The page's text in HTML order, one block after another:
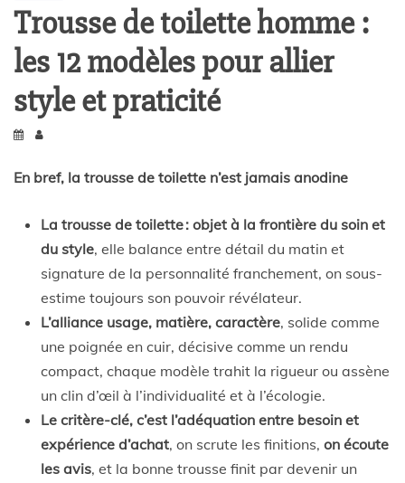
Trousse de toilette homme :
les 12 modèles pour allier
style et praticité
En bref, la trousse de toilette n’est jamais anodine
La trousse de toilette : objet à la frontière du soin et
du style, elle balance entre détail du matin et
signature de la personnalité franchement, on sous-
estime toujours son pouvoir révélateur.
L’alliance usage, matière, caractère, solide comme
une poignée en cuir, décisive comme un rendu
compact, chaque modèle trahit la rigueur ou assène
un clin d’œil à l’individualité et à l’écologie.
Le critère-clé, c’est l’adéquation entre besoin et
expérience d’achat, on scrute les finitions, on écoute
les avis, et la bonne trousse finit par devenir un